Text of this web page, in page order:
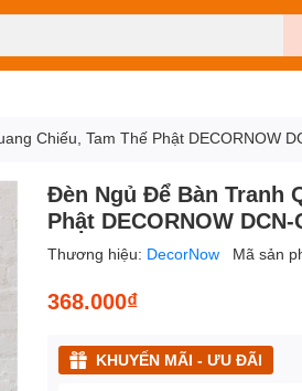
Chiếu, Tam Thế Phật DECORNOW
Đèn Ngủ Để Bàn Tranh
Phật DECORNOW DCN-
Thương hiệu: DecorNow Mã sản
368.000₫
KHUYẾN MÃI - ƯU ĐÃI